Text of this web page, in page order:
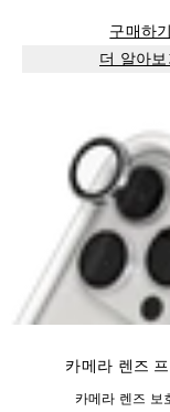
구매하기
더 알아보
카메라 렌즈
카메라 렌즈 보